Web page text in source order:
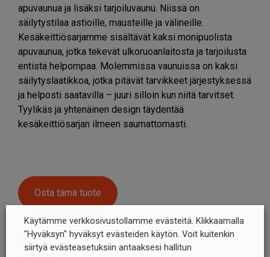
apuvaunua ja lisäksi tarjoiluvaunu. Niissä on
säilytystilaa astioille, mausteille ja välineille.
Kesäkeittiösarjamme sisältävät kaksi monipuolista
apuvaunua, jotka tekevät ulkoruoanlaitosta ja tarjoilusta
entistä helpompaa. Molemmissa vaunuissa on kaksi
säilytyslaatikkoa, jotka pitävät tarvikkeet järjestyksessä
ja helposti saatavilla – juuri silloin kun niitä tarvitset.
Tyylikäs ja yhtenäinen design täydentää
kesäkeittiösarjan ilmeen saumattomasti.
Osta tämä tuote
Pituus
Käytämme verkkosivustollamme evästeitä. Klikkaamalla
"Hyväksyn" hyväksyt evästeiden käytön. Voit kuitenkin
siirtyä evästeasetuksiin antaaksesi hallitun